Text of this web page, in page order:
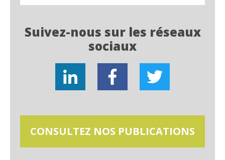
Suivez-nous sur les réseaux
sociaux
CONSULTEZ NOS PUBLICATIONS